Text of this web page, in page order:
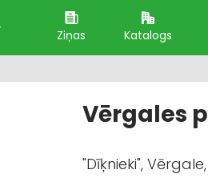
Ziņas Katalogs
Vērgales
"Dīķnieki",